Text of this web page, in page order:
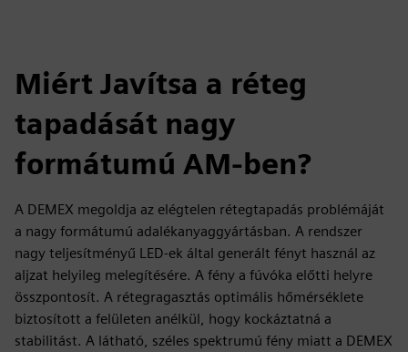
Miért Javítsa a réteg
tapadását nagy
formátumú AM-ben?
A DEMEX megoldja az elégtelen rétegtapadás problémáját
a nagy formátumú adalékanyaggyártásban. A rendszer
nagy teljesítményű LED-ek által generált fényt használ az
aljzat helyileg melegítésére. A fény a fúvóka előtti helyre
összpontosít. A rétegragasztás optimális hőmérséklete
biztosított a felületen anélkül, hogy kockáztatná a
stabilitást. A látható, széles spektrumú fény miatt a DEMEX